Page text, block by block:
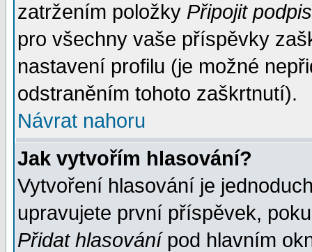
zatržením položky Připojit podpis
pro všechny vaše příspěvky
nastavení profilu (je možné
odstraněním tohoto zaškrtnutí).
Návrat nahoru
Jak vytvořím hlasování?
Vytvoření hlasování je
upravujete první příspěvek,
Přidat hlasovánípod hlavním